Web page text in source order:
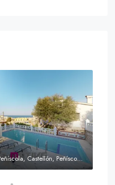
C. Guatemala, 6, 12598 Peñíscola, Castellón, Peñíscola, Communauté valencienne